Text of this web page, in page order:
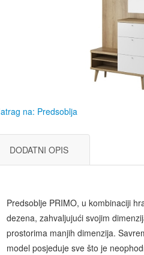
na: Predsoblja
DODATNI OPIS
Predsoblje PRIMO, u kombinaciji
dezena, zahvaljujući svojim
prostorima manjih dimenzija.
model posjeduje sve što je